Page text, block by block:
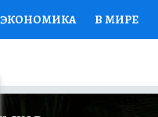
ЭКОНОМИКА В МИРЕ
НАЦИОНАЛЬНЫЕ
СЕМЬЯ ЖЕНСКИЕ